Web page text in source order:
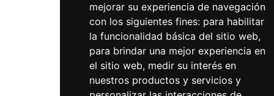
mejorar su experiencia de navegación
con los siguientes fines: para habilitar
la funcionalidad básica del sitio web,
para brindar una mejor experiencia en
el sitio web, medir su interés en
nuestros productos y servicios y